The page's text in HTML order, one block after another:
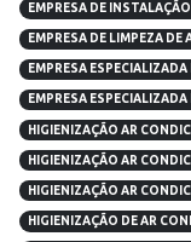
EMPRESA DE
EMPRESA DE LIMPEZA
EMPRESA
EMPRESA
HIGIENIZAÇÃO AR
HIGIENIZAÇÃO AR
HIGIENIZAÇÃO AR
HIGIENIZAÇÃO DE AR